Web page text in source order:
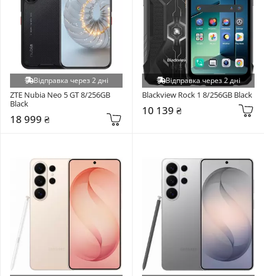
Відправка через 2 дні
ZTE Nubia Neo 5 GT 8/256GB
Black
18 999 ₴
Відправка через 2 дні
Blackview Rock 1 8/256GB Black
10 139 ₴